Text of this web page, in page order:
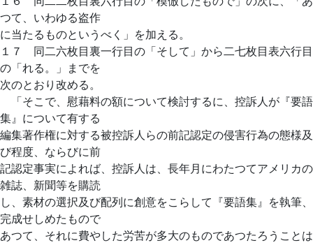
つて、いわゆる盗作
に当たるものというべく」を加える。
１７ 同二六枚目裏一行目の「そして」から二七枚目表六行目
の「れる。」までを
次のとおり改める。
「そこで、慰藉料の額について検討するに、控訴人が『要語
集』について有する
編集著作権に対する被控訴人らの前記認定の侵害行為の態様及
び程度、ならびに前
記認定事実によれば、控訴人は、長年月にわたつてアメリカの
雑誌、新聞等を購読
し、素材の選択及び配列に創意をこらして『要語集』を執筆、
完成せしめたもので
あつて、それに費やした労苦が多大のものであつたろうことは